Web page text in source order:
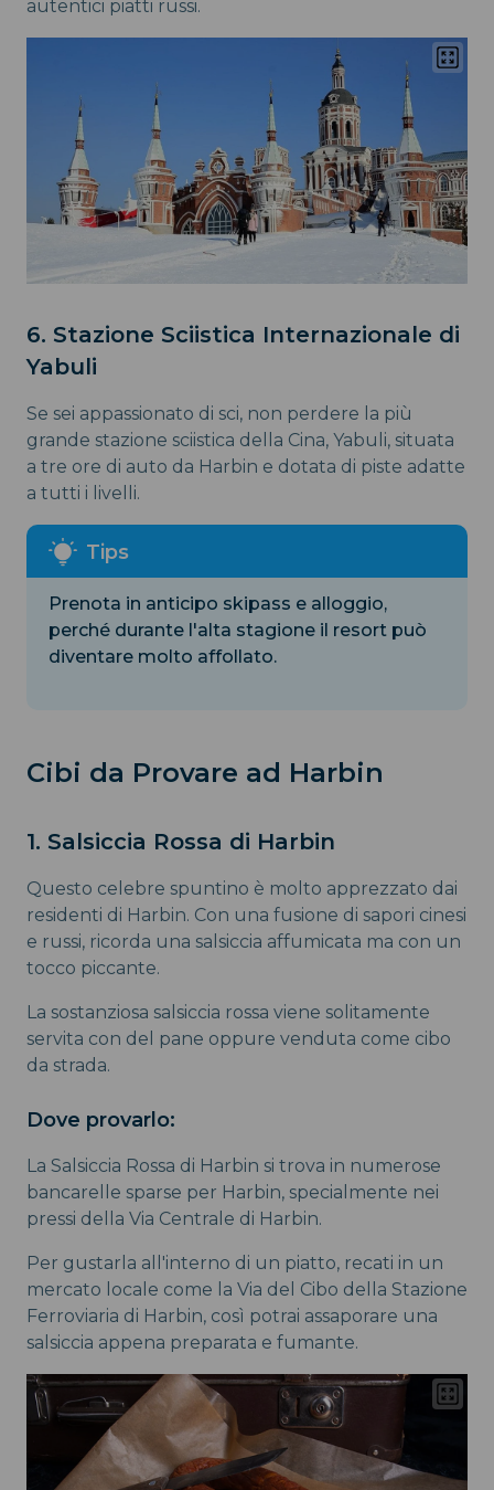
autentici piatti russi.
6. Stazione Sciistica Internazionale di
Yabuli
Se sei appassionato di sci, non perdere la più
grande stazione sciistica della Cina, Yabuli, situata
a tre ore di auto da Harbin e dotata di piste adatte
a tutti i livelli.
Prenota in anticipo skipass e alloggio,
perché durante l'alta stagione il resort può
diventare molto affollato.
Cibi da Provare ad Harbin
1. Salsiccia Rossa di Harbin
Questo celebre spuntino è molto apprezzato dai
residenti di Harbin. Con una fusione di sapori cinesi
e russi, ricorda una salsiccia affumicata ma con un
tocco piccante.
La sostanziosa salsiccia rossa viene solitamente
servita con del pane oppure venduta come cibo
da strada.
Dove provarlo:
La Salsiccia Rossa di Harbin si trova in numerose
bancarelle sparse per Harbin, specialmente nei
pressi della Via Centrale di Harbin.
Per gustarla all'interno di un piatto, recati in un
mercato locale come la Via del Cibo della Stazione
Ferroviaria di Harbin, così potrai assaporare una
salsiccia appena preparata e fumante.